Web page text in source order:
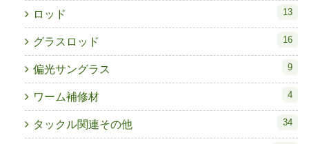
ロッド 13
グラスロッド 16
偏光サングラス 9
ワーム補修材 4
タックル関連その他 34